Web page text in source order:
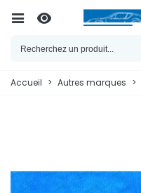
Accueil > Autres marques >